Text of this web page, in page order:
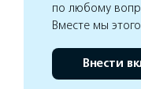
по любому
Вместе мы
Внести